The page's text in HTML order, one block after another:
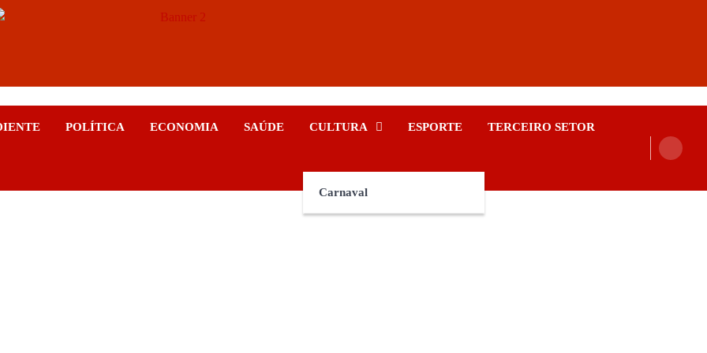
POLÍTICA ECONOMIA SAÚDE CULTURA
Carnaval
ESPORTE TERCEIRO SETOR